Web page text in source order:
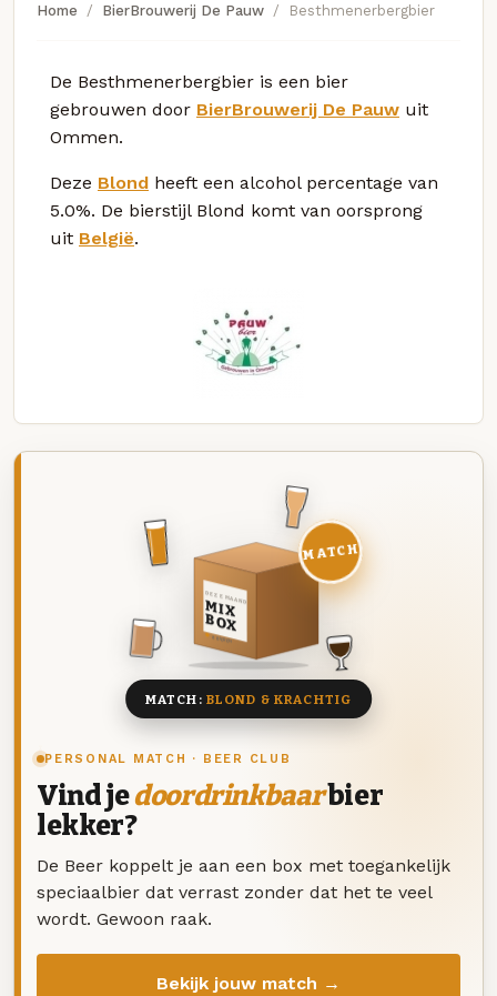
Home BierBrouwerij De Pauw Besthmenerbergbier
De Besthmenerbergbier is een bier
gebrouwen door BierBrouwerij De Pauw uit
Ommen.
Deze Blond heeft een alcohol percentage van
5.0%. De bierstijl Blond komt van oorsprong
uit België.
PERSONAL MATCH · BEER CLUB
Vind jedoordrinkbaarbier
lekker?
De Beer koppelt je aan een box met toegankelijk
speciaalbier dat verrast zonder dat het te veel
wordt. Gewoon raak.
Bekijk jouw match →
DEZE MAAND
MIX
BOX
8 BIEREN
MATCH
MATCH: BLOND & KRACHTIG